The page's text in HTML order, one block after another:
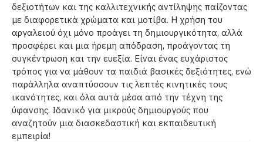
δεξιοτήτων και της καλλιτεχνικής αντίληψης παίζοντας
με διαφορετικά χρώματα και μοτίβα. Η χρήση του
αργαλειού όχι μόνο προάγει τη δημιουργικότητα, αλλά
προσφέρει και μια ήρεμη απόδραση, προάγοντας τη
συγκέντρωση και την ευεξία. Είναι ένας ευχάριστος
τρόπος για να μάθουν τα παιδιά βασικές δεξιότητες, ενώ
παράλληλα αναπτύσσουν τις λεπτές κινητικές τους
ικανότητες, και όλα αυτά μέσα από την τέχνη της
ύφανσης. Ιδανικό για μικρούς δημιουργούς που
αναζητούν μια διασκεδαστική και εκπαιδευτική
εμπειρία!